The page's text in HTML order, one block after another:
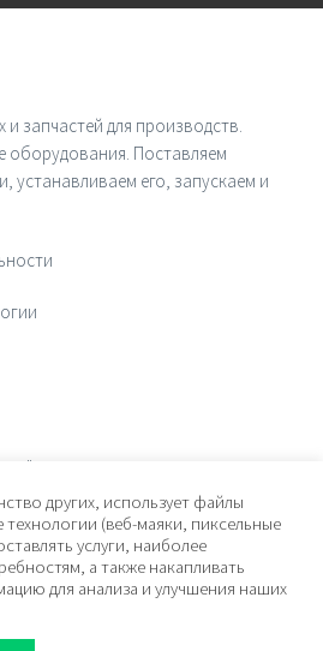
запчастей для производств.
оборудования. Поставляем
устанавливаем его, запускаем и
офис 201, лит. А. Санкт-Петербург,
других, использует файлы
(веб-маяки, пиксельные
услуги, наиболее
а также накапливать
для анализа и улучшения наших